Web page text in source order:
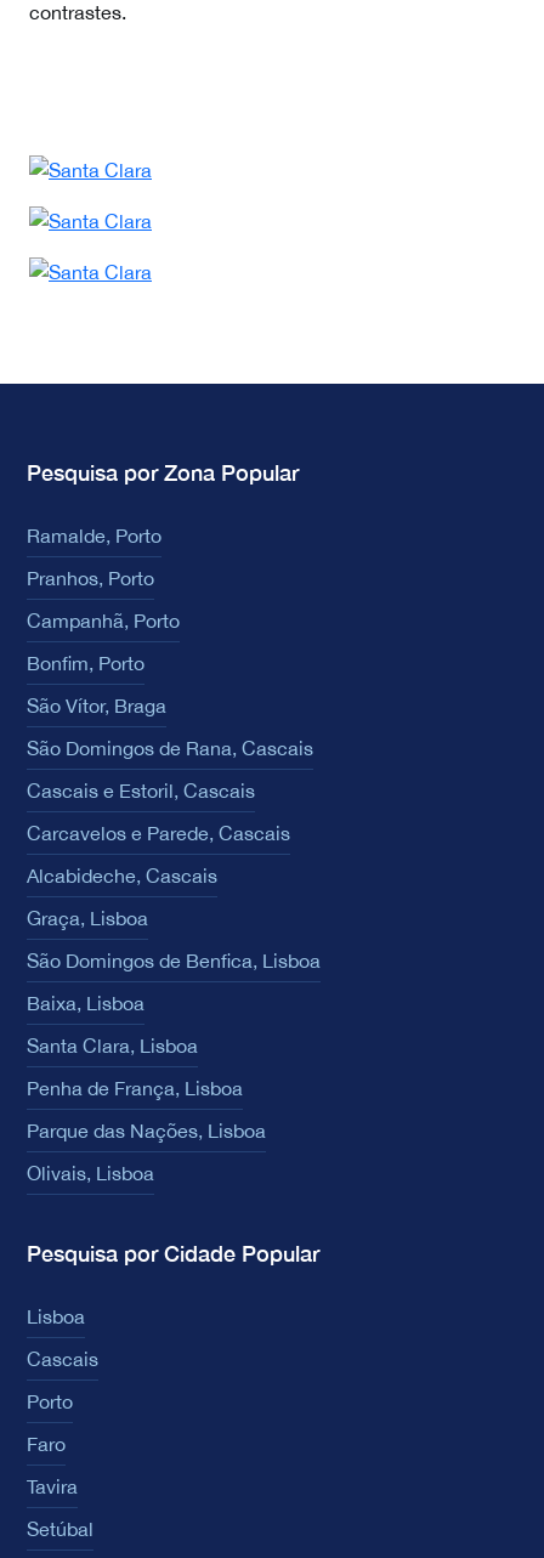
contrastes.
Pesquisa por Zona Popular
Ramalde, Porto
Pranhos, Porto
Campanhã, Porto
Bonfim, Porto
São Vítor, Braga
São Domingos de Rana, Cascais
Cascais e Estoril, Cascais
Carcavelos e Parede, Cascais
Alcabideche, Cascais
Graça, Lisboa
São Domingos de Benfica, Lisboa
Baixa, Lisboa
Santa Clara, Lisboa
Penha de França, Lisboa
Parque das Nações, Lisboa
Olivais, Lisboa
Pesquisa por Cidade Popular
Lisboa
Cascais
Porto
Faro
Tavira
Setúbal